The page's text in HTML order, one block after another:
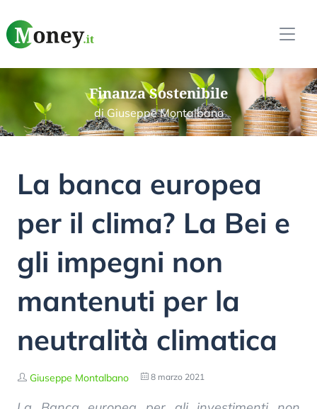
Finanza Sostenibile
di Giuseppe Montalbano
La banca europea
per il clima? La Bei e
gli impegni non
mantenuti per la
neutralità climatica
Giuseppe Montalbano 8 marzo 2021